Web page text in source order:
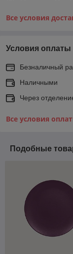
Все условия
Условия оплаты
Безналичный
Наличными
Через
Все условия
Подобные